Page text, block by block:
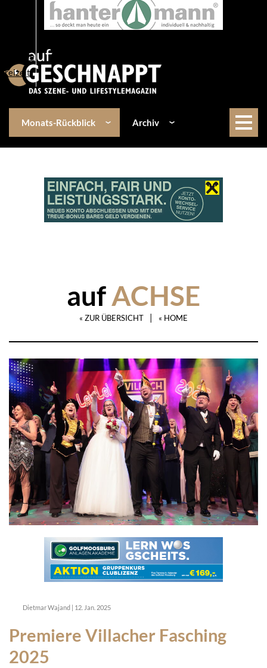
Lifestyle
Freizeit
Monats-Rückblick Archiv
aufACHSE
« ZUR ÜBERSICHT | « HOME
Dietmar Wajand | 12. Jan. 2025
Premiere Villacher Fasching
2025